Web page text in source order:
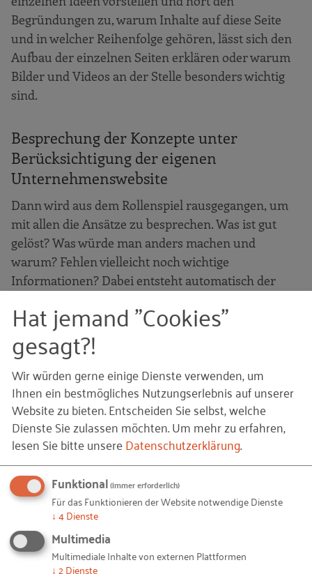
Begründungen zu, warum Inhalte auf diese Seite
und in welcher Reihenfolge gehören, lässt sich den
Aufbau der einzelnen Seiten erklären oder warum
Bilder und Videos an der Stelle besonders wichtig
sind.
Besprechung der Konzepte unter
Berücksichtigung der eigenen
Unternehmenswebsite
Dann wird aus dem Rollenspiel rausgegangen, um
mit allen die Ansätze zu besprechen. Was ist gut
gelöst? Was würde man anders machen und
warum? Fehlen vielleicht noch wichtige
Informationen? Dabei entsteht automatisch der
fehlt auf ihr? Was könnten wir anders machen? Es
schließt noch ein kleiner Input zum Thema an, der
die Ergebnisse der Gruppenarbeit reflektiert und
ergänzt. Durch die teils spielerisch-kreative, teils
ernsthafte Herangehensweise sammeln die
Teilnehmenden der Unternehmenswerkstatt
zahlreiche Anregungen und Ideen für ihre eigene
Website.
Systematische Besprechung des
Ausbildungsbereichs einer
Unternehmenswebsite
Nach einer Pause geht es weiter mit der
Hat jemand "Cookies"
gesagt?!
Wir würden gerne einige Dienste verwenden, um
Ihnen ein bestmögliches Nutzungserlebnis auf unserer
Website zu bieten. Entscheiden Sie selbst, welche
Dienste Sie zulassen möchten.Um mehr zu erfahren,
lesen Sie bitte unsereDatenschutzerklärung.
Funktional(immer erforderlich)
Für das Funktionieren der Website notwendige Dienste
↓ 4Dienste
Multimedia
Multimediale Inhalte von externen Plattformen
↓ 2Dienste